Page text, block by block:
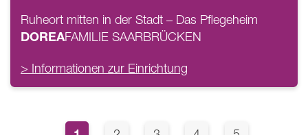
Ruheort mitten in der Stadt – Das Pflegeheim
DOREAFAMILIE SAARBRÜCKEN
> Informationen zur Einrichtung
Seitennummerierung